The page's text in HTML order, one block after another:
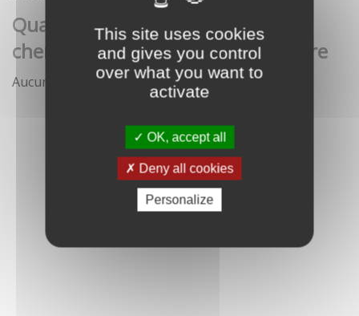
This site uses cookies
and gives you control
over what you want to
activate
OK, accept all
Deny all cookies
Personalize
Qualification des enseignants-
chercheurs en écoles d'architecture
Aucune démarche pour le moment